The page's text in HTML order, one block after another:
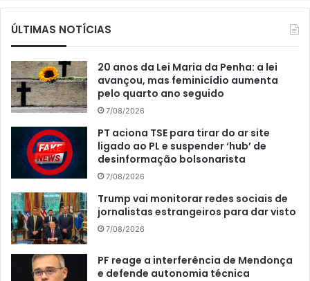
ÚLTIMAS NOTÍCIAS
20 anos da Lei Maria da Penha: a lei
avançou, mas feminicídio aumenta
pelo quarto ano seguido
7/08/2026
PT aciona TSE para tirar do ar site
ligado ao PL e suspender ‘hub’ de
desinformação bolsonarista
7/08/2026
Trump vai monitorar redes sociais de
jornalistas estrangeiros para dar visto
7/08/2026
PF reage a interferência de Mendonça
e defende autonomia técnica